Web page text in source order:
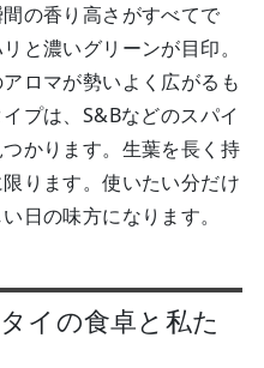
の香り高さがすべてで
と濃いグリーンが目印。
ロマが勢いよく広がるも
プは、S&Bなどのスパイ
かります。生葉を長く持
ります。使いたい分だけ
日の味方になります。
イの食卓と私た